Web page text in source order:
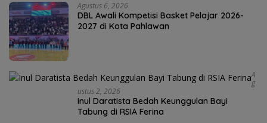
Agustus 6, 2026
DBL Awali Kompetisi Basket Pelajar 2026-
2027 di Kota Pahlawan
A
G
Ustus 2, 2026
Inul Daratista Bedah Keunggulan Bayi
Tabung di RSIA Ferina